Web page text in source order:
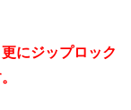
にジップロック